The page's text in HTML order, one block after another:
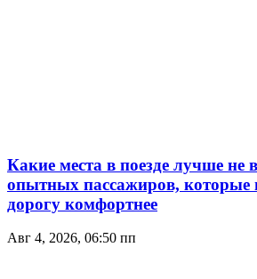
Какие места в поезде лучше не
опытных пассажиров, которые
дорогу комфортнее
Авг 4, 2026, 06:50 пп